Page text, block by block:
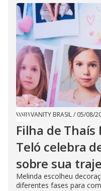
VANITY BRASIL/ 05/08/
Filha de Thaís
Teló celebra
sobre sua
Melinda escolheu
diferentes fases para